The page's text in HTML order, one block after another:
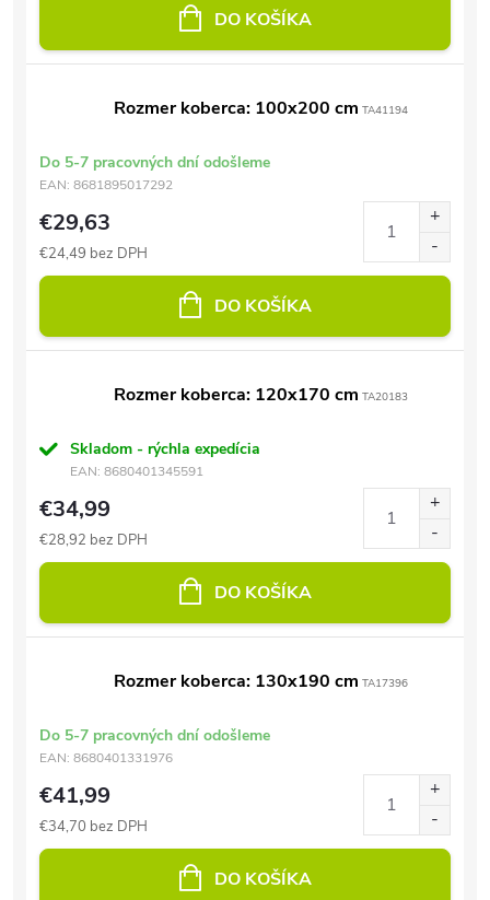
DO KOŠÍKA
Rozmer koberca: 100x200 cm TA41194
Do 5-7 pracovných dní odošleme
EAN: 8681895017292
€29,63
€24,49 bez DPH
DO KOŠÍKA
Rozmer koberca: 120x170 cm TA20183
Skladom - rýchla expedícia
EAN: 8680401345591
€34,99
€28,92 bez DPH
DO KOŠÍKA
Rozmer koberca: 130x190 cm TA17396
Do 5-7 pracovných dní odošleme
EAN: 8680401331976
€41,99
€34,70 bez DPH
DO KOŠÍKA